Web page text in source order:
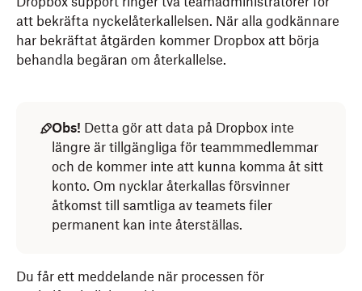
att bekräfta nyckelåterkallelsen. När alla godkännare
har bekräftat åtgärden kommer Dropbox att börja
behandla begäran om återkallelse.
Obs! Detta gör att data på Dropbox inte
längre är tillgängliga för teammmedlemmar
och de kommer inte att kunna komma åt sitt
konto. Om nycklar återkallas försvinner
åtkomst till samtliga av teamets filer
permanent kan inte återställas.
Du får ett meddelande när processen för